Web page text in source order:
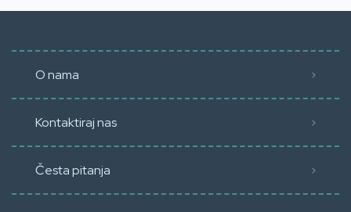
O nama
Kontaktiraj nas
Česta pitanja